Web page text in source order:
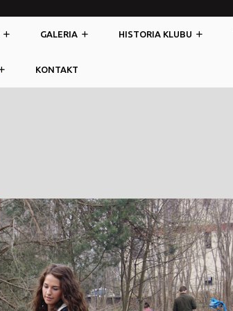
GALERIA HISTORIA KLUBU
KONTAKT